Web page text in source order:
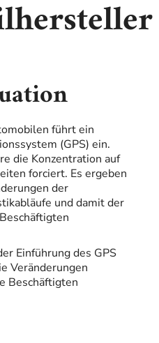
führt ein
(GPS) ein.
die Konzentration auf
forciert. Es ergeben
der
und damit der
Einführung des GPS
Veränderungen
Beschäftigten